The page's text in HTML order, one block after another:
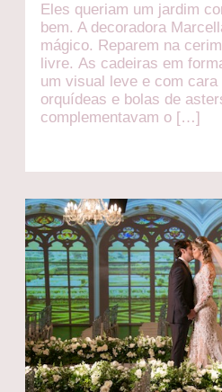
Eles queriam um jardim
bem. A decoradora
mágico. Reparem na
livre. As cadeiras em
um visual leve e com cara
orquídeas e bolas de
complementavam o […]